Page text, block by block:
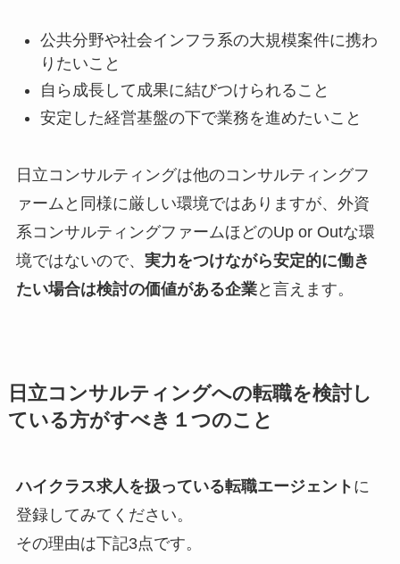
公共分野や社会インフラ系の大規模案件に携わ
りたいこと
自ら成長して成果に結びつけられること
安定した経営基盤の下で業務を進めたいこと
日立コンサルティングは他のコンサルティングフ
ァームと同様に厳しい環境ではありますが、外資
系コンサルティングファームほどのUp or Outな環
境ではないので、 実力をつけながら安定的に働き
たい場合は検討の価値がある企業と言えます。
日立コンサルティングへの転職を検討し
ている方がすべき１つのこと
ハイクラス求人を扱っている転職エージェント に
登録してみてください。
その理由は下記3点です。